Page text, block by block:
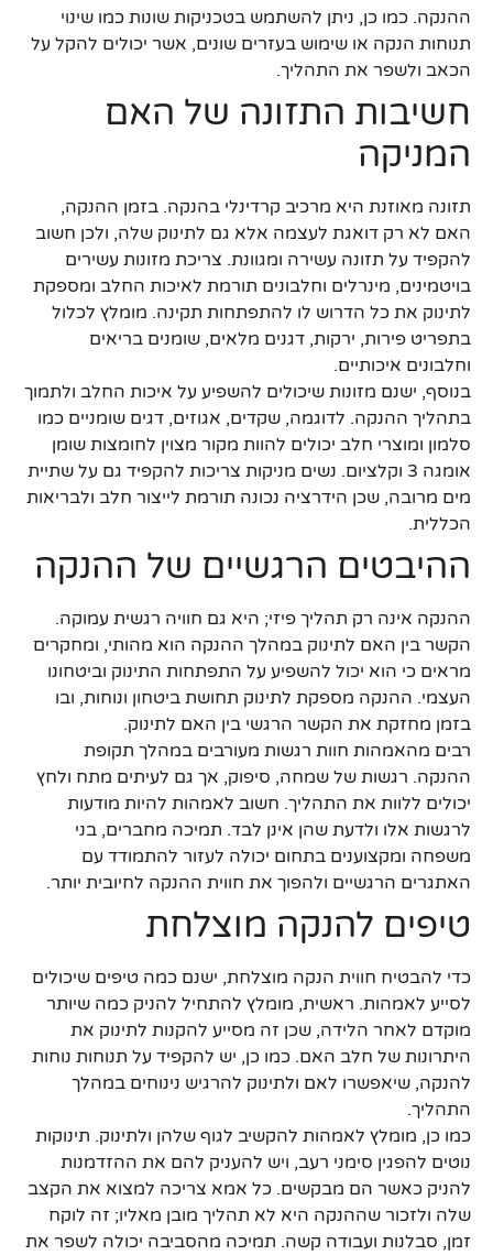
ההנקה. כמו כן, ניתן להשתמש בטכניקות שונות כמו שינוי
תנוחות הנקה או שימוש בעזרים שונים, אשר יכולים להקל על
הכאב ולשפר את התהליך.
חשיבות התזונה של האם
המניקה
תזונה מאוזנת היא מרכיב קרדינלי בהנקה. בזמן ההנקה,
האם לא רק דואגת לעצמה אלא גם לתינוק שלה, ולכן חשוב
להקפיד על תזונה עשירה ומגוונת. צריכת מזונות עשירים
בויטמינים, מינרלים וחלבונים תורמת לאיכות החלב ומספקת
לתינוק את כל הדרוש לו להתפתחות תקינה. מומלץ לכלול
בתפריט פירות, ירקות, דגנים מלאים, שומנים בריאים
וחלבונים איכותיים.
בנוסף, ישנם מזונות שיכולים להשפיע על איכות החלב ולתמוך
בתהליך ההנקה. לדוגמה, שקדים, אגוזים, דגים שומניים כמו
סלמון ומוצרי חלב יכולים להוות מקור מצוין לחומצות שומן
אומגה 3 וקלציום. נשים מניקות צריכות להקפיד גם על שתיית
מים מרובה, שכן הידרציה נכונה תורמת לייצור חלב ולבריאות
הכללית.
ההיבטים הרגשיים של ההנקה
ההנקה אינה רק תהליך פיזי; היא גם חוויה רגשית עמוקה.
הקשר בין האם לתינוק במהלך ההנקה הוא מהותי, ומחקרים
מראים כי הוא יכול להשפיע על התפתחות התינוק וביטחונו
העצמי. ההנקה מספקת לתינוק תחושת ביטחון ונוחות, ובו
בזמן מחזקת את הקשר הרגשי בין האם לתינוק.
רבים מהאמהות חוות רגשות מעורבים במהלך תקופת
ההנקה. רגשות של שמחה, סיפוק, אך גם לעיתים מתח ולחץ
יכולים ללוות את התהליך. חשוב לאמהות להיות מודעות
לרגשות אלו ולדעת שהן אינן לבד. תמיכה מחברים, בני
משפחה ומקצוענים בתחום יכולה לעזור להתמודד עם
האתגרים הרגשיים ולהפוך את חווית ההנקה לחיובית יותר.
טיפים להנקה מוצלחת
כדי להבטיח חווית הנקה מוצלחת, ישנם כמה טיפים שיכולים
לסייע לאמהות. ראשית, מומלץ להתחיל להניק כמה שיותר
מוקדם לאחר הלידה, שכן זה מסייע להקנות לתינוק את
היתרונות של חלב האם. כמו כן, יש להקפיד על תנוחות נוחות
להנקה, שיאפשרו לאם ולתינוק להרגיש נינוחים במהלך
התהליך.
כמו כן, מומלץ לאמהות להקשיב לגוף שלהן ולתינוק. תינוקות
נוטים להפגין סימני רעב, ויש להעניק להם את ההזדמנות
להניק כאשר הם מבקשים. כל אמא צריכה למצוא את הקצב
שלה ולזכור שההנקה היא לא תהליך מובן מאליו; זה לוקח
זמן, סבלנות ועבודה קשה. תמיכה מהסביבה יכולה לשפר את